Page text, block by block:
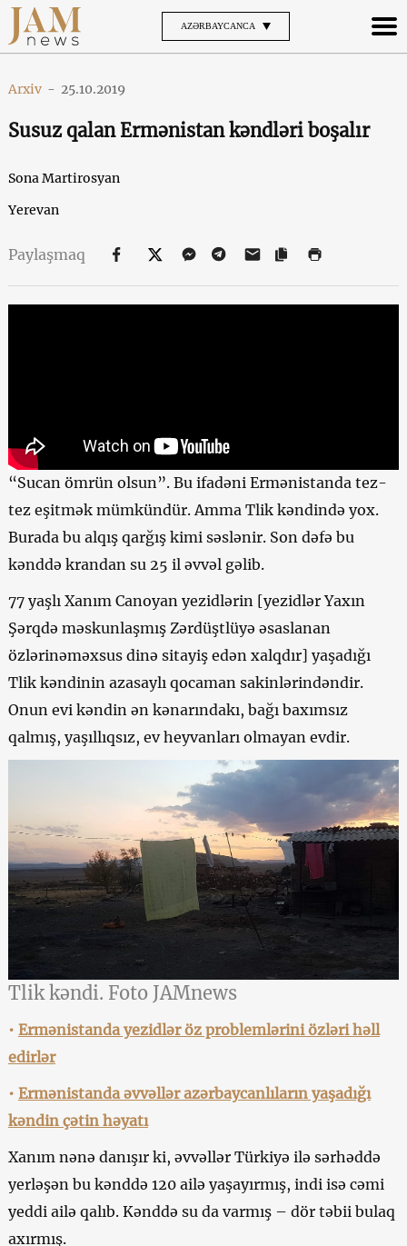
AZƏRBAYCANCA
Arxiv - 25.10.2019
Susuz qalan Ermənistan kəndləri boşalır
Sona Martirosyan
Yerevan
Paylaşmaq
“Sucan ömrün olsun”. Bu ifadəni Ermənistanda tez-
tez eşitmək mümkündür. Amma Tlik kəndində yox.
Burada bu alqış qarğış kimi səslənir. Son dəfə bu
kənddə krandan su 25 il əvvəl gəlib.
77 yaşlı Xanım Canoyan yezidlərin [yezidlər Yaxın
Şərqdə məskunlaşmış Zərdüştlüyə əsaslanan
özlərinəməxsus dinə sitayiş edən xalqdır] yaşadığı
Tlik kəndinin azasaylı qocaman sakinlərindəndir.
Onun evi kəndin ən kənarındakı, bağı baxımsız
qalmış, yaşıllıqsız, ev heyvanları olmayan evdir.
Tlik kəndi. Foto JAMnews
• Ermənistanda yezidlər öz problemlərini özləri həll
edirlər
• Ermənistanda əvvəllər azərbaycanlıların yaşadığı
kəndin çətin həyatı
Xanım nənə danışır ki, əvvəllər Türkiyə ilə sərhəddə
yerləşən bu kənddə 120 ailə yaşayırmış, indi isə cəmi
yeddi ailə qalıb. Kənddə su da varmış – dör təbii bulaq
axırmış.